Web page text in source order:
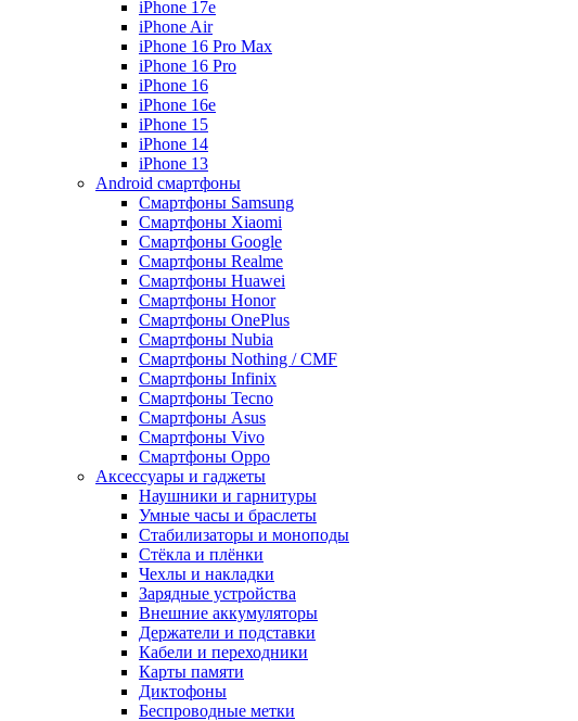
iPhone 17e
iPhone Air
iPhone 16 Pro Max
iPhone 16 Pro
iPhone 16
iPhone 16e
iPhone 15
iPhone 14
iPhone 13
Android cмартфоны
Смартфоны Samsung
Смартфоны Xiaomi
Смартфоны Google
Смартфоны Realme
Смартфоны Huawei
Смартфоны Honor
Смартфоны OnePlus
Смартфоны Nubia
Смартфоны Nothing / CMF
Смартфоны Infinix
Смартфоны Tecno
Смартфоны Asus
Смартфоны Vivo
Смартфоны Oppo
Аксессуары и гаджеты
Наушники и гарнитуры
Умные часы и браслеты
Стабилизаторы и моноподы
Стёкла и плёнки
Чехлы и накладки
Зарядные устройства
Внешние аккумуляторы
Держатели и подставки
Кабели и переходники
Карты памяти
Диктофоны
Беспроводные метки